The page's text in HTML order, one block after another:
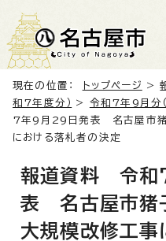
現在の位置： トップページ >
和7年度分）
> 令和7年9月分
7年9月29日発表 名古屋市猪
における落札者の決定
報道資料 令和
表 名古屋市猪
大規模改修工事